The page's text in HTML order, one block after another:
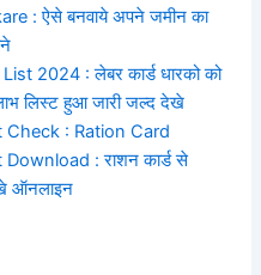
: ऐसे बनवाये अपने जमीन का
2024 : लेबर कार्ड धारको को
लिस्ट हुआ जारी जल्द देखे
: Ration Card
: राशन कार्ड से
ऑनलाइन